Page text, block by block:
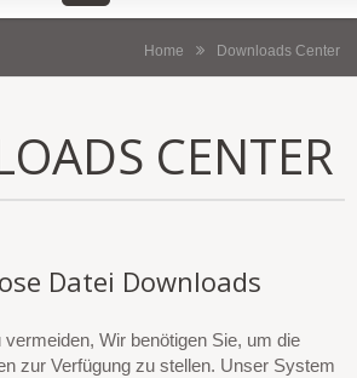
Home Downloads Center
CENTER
Datei Downloads
Wir benötigen Sie, um die
zur Verfügung zu stellen. Unser System